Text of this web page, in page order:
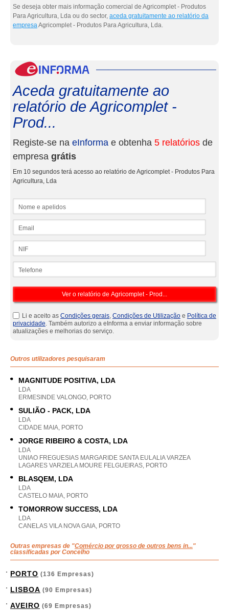
Se deseja obter mais informação comercial de Agricomplet - Produtos
Para Agricultura, Lda ou do sector, aceda gratuitamente ao relatório da
empresaAgricomplet - Produtos Para Agricultura, Lda.
Aceda gratuitamente ao
relatório de Agricomplet -
Prod...
Registe-se na eInforma e obtenha 5 relatórios de
empresa grátis
Em 10 segundos terá acesso ao relatório de Agricomplet - Produtos Para
Agricultura, Lda
Li e aceito as Condições gerais, Condições de Utilização e Política de
privacidade. Também autorizo a eInforma a enviar informação sobre
atualizações e melhorias do serviço.
Outros utilizadores pesquisaram
MAGNITUDE POSITIVA, LDA
LDA
ERMESINDE VALONGO, PORTO
SULIÃO - PACK, LDA
LDA
CIDADE MAIA, PORTO
JORGE RIBEIRO & COSTA, LDA
LDA
UNIAO FREGUESIAS MARGARIDE SANTA EULALIA VARZEA
LAGARES VARZIELA MOURE FELGUEIRAS, PORTO
BLASQEM, LDA
LDA
CASTELO MAIA, PORTO
TOMORROW SUCCESS, LDA
LDA
CANELAS VILA NOVA GAIA, PORTO
Outras empresas de "Comércio por grosso de outros bens in..."
classificadas por Concelho
PORTO (136 Empresas)
LISBOA (90 Empresas)
AVEIRO (69 Empresas)